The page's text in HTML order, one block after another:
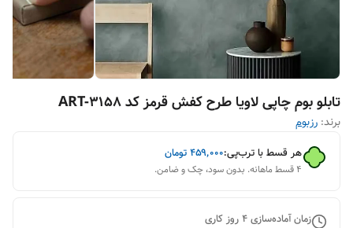
تابلو بوم چاپی لاویا طرح کفش قرمز کد ART-3158
برند: رزبوم
هر قسط با ترب‌پی:۴۵۹٬۰۰۰تومان
۴ قسط ماهانه. بدون سود، چک و ضامن.
زمان آماده‌سازی4روز کاری